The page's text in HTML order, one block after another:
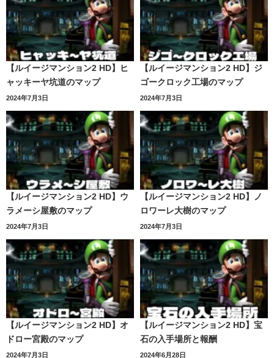
【ルイージマンション2 HD】ヒ
ャッキーヤ坑道のマップ
2024年7月3日
【ルイージマンション2 HD】ジ
ゴークロック工場のマップ
2024年7月3日
【ルイージマンション2 HD】ウ
ラメーシ屋敷のマップ
2024年7月3日
【ルイージマンション2 HD】ノ
ロワーレ大樹のマップ
2024年7月3日
【ルイージマンション2 HD】オ
ドロー宮殿のマップ
2024年7月3日
【ルイージマンション2 HD】宝
石の入手場所と報酬
2024年6月28日